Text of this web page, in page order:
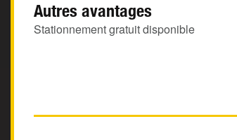
Autres avantages
Stationnement gratuit disponible